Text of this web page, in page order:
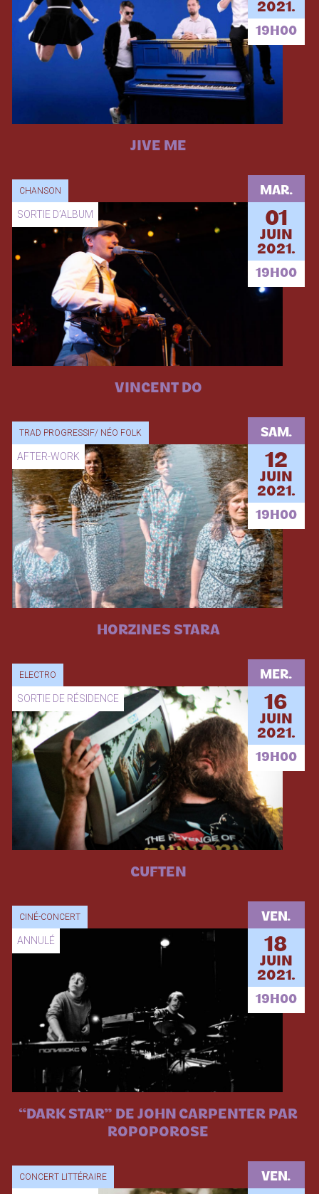
2021.
19H00
JIVE ME
CHANSON
SORTIE D’ALBUM
MAR.
01
JUIN
2021.
19H00
VINCENT DO
TRAD PROGRESSIF/ NÉO FOLK
AFTER-WORK
SAM.
12
JUIN
2021.
19H00
HORZINES STARA
ELECTRO
SORTIE DE RÉSIDENCE
MER.
16
JUIN
2021.
19H00
CUFTEN
CINÉ-CONCERT
ANNULÉ
VEN.
18
JUIN
2021.
19H00
“DARK STAR” DE JOHN CARPENTER PAR
ROPOPOROSE
CONCERT LITTÉRAIRE VEN.